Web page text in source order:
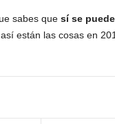
sabes que sí se
están las cosas en